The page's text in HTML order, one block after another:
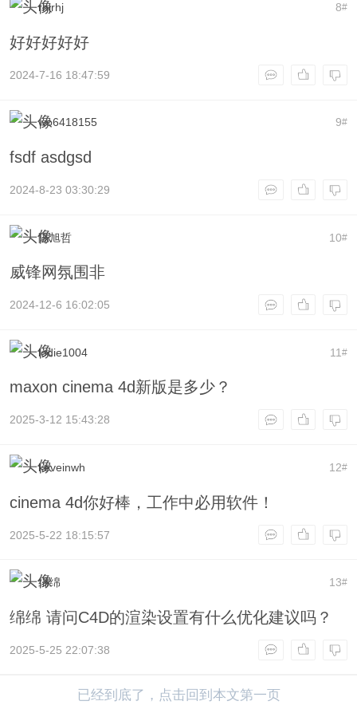
8#
rhjrhj
好好好好好
2024-7-16 18:47:59
9#
wo6418155
fsdf asdgsd
2024-8-23 03:30:29
10#
陈旭哲
威锋网氛围非
2024-12-6 16:02:05
11#
lodie1004
maxon cinema 4d新版是多少？
2025-3-12 15:43:28
12#
keveinwh
cinema 4d你好棒，工作中必用软件！
2025-5-22 18:15:57
13#
绵绵
绵绵 请问C4D的渲染设置有什么优化建议吗？
2025-5-25 22:07:38
已经到底了，点击回到本文第一页